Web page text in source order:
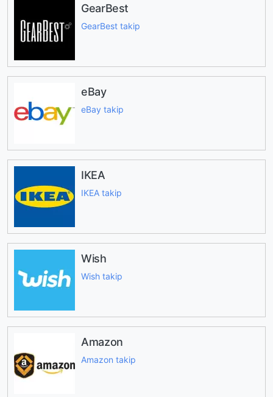
GearBest
GearBest takip
eBay
eBay takip
IKEA
IKEA takip
Wish
Wish takip
Amazon
Amazon takip